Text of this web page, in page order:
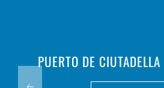
PUERTO DE